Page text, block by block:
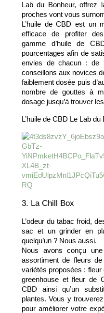
Lab du Bonheur, offrez
proches vont vous
L’huile de CBD est un
efficace de profiter
gamme d’huile de
pourcentages afin de
envies de chacun : de
conseillons aux novices
faiblement dosée puis
nombre de gouttes à
dosage jusqu’à trouver
L’huile de CBD Le Lab
3. La Chill Box
L’odeur du tabac froid,
sac et un grinder en
quelqu’un ? Nous aussi.
Nous avons conçu
assortiment de fleurs
variétés proposées : fleur
greenhouse et fleur de
CBD ainsi qu’un
plantes. Vous y
pour améliorer votre